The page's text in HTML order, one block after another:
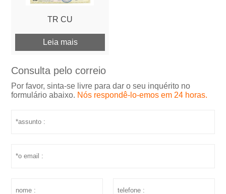
TR CU
Leia mais
Consulta pelo correio
Por favor, sinta-se livre para dar o seu inquérito no
formulário abaixo. Nós respondê-lo-emos em 24 horas.